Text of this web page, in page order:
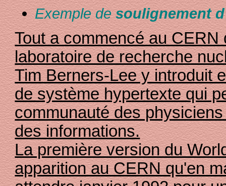
Exemple desoulignement
Tout a commencé au
laboratoire de recherche
Tim Berners-Lee y introduit
de système hypertexte qui
communauté des
des informations.
La première version du
apparition au CERN qu'en